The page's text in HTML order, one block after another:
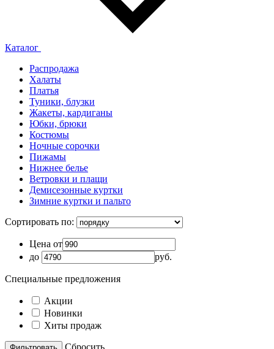
Каталог
Распродажа
Халаты
Платья
Туники, блузки
Жакеты, кардиганы
Юбки, брюки
Костюмы
Ночные сорочки
Пижамы
Нижнее белье
Ветровки и плащи
Демисезонные куртки
Зимние куртки и пальто
Сортировать по:
Цена от
до
руб.
Специальные предложения
Акции
Новинки
Хиты продаж
Cбросить